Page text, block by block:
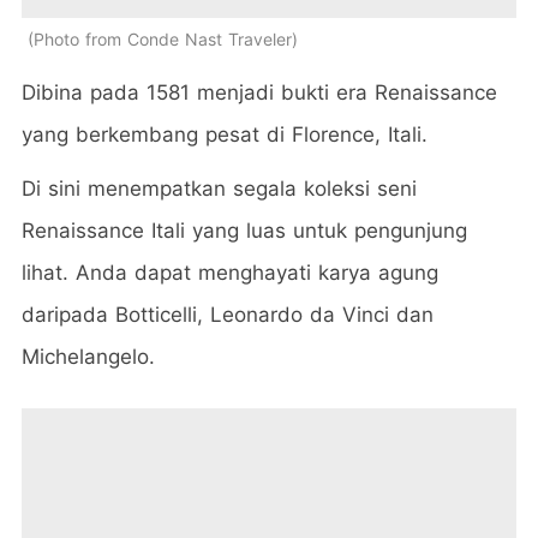
Photo from Conde Nast Traveler
Dibina pada 1581 menjadi bukti era Renaissance
yang berkembang pesat di Florence, Itali.
Di sini menempatkan segala koleksi seni
Renaissance Itali yang luas untuk pengunjung
lihat. Anda dapat menghayati karya agung
daripada Botticelli, Leonardo da Vinci dan
Michelangelo.